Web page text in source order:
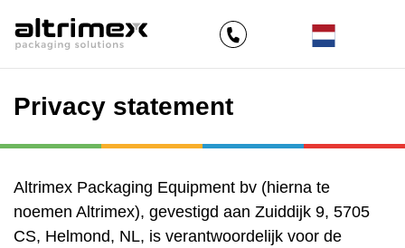
Privacy statement
Altrimex Packaging Equipment bv (hierna te
noemen Altrimex), gevestigd aan Zuiddijk 9, 5705
CS, Helmond, NL, is verantwoordelijk voor de